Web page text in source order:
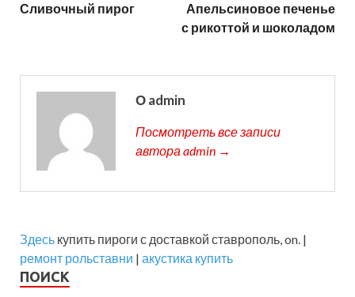
Сливочный пирог
Апельсиновое печенье
с рикоттой и шоколадом
О admin
Посмотреть все записи
автора admin →
Здесь купить пироги с доставкой ставрополь, on. |
ремонт рольставни | акустика купить
ПОИСК